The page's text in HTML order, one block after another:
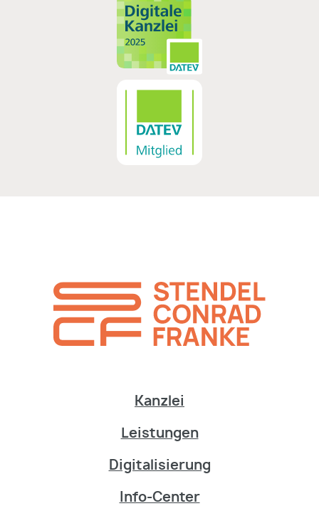
Kanzlei
Leistungen
Digitalisierung
Info-Center